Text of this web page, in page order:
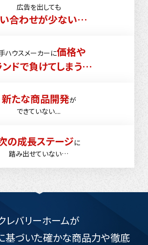
広告を出しても
合わせが少ない…
ハウスメーカーに価格や
ンドで負けてしまう…
新たな商品開発が
できていない....
の成長ステージに
踏み出せていない…
レバリーホームが
基づいた確かな商品力や徹底